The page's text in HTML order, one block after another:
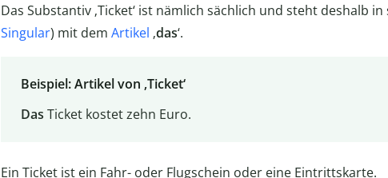
Das Substantiv ‚Ticket‘ ist nämlich sächlich und steht deshalb
Singular) mit dem Artikel ‚das‘.
Beispiel: Artikel von ‚Ticket‘
Das Ticket kostet zehn Euro.
Ein Ticket ist ein Fahr- oder Flugschein oder eine Eintrittskarte.